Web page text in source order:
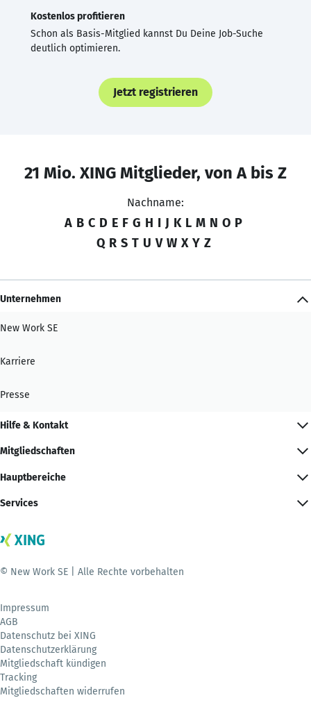
Kostenlos profitieren
Schon als Basis-Mitglied kannst Du Deine Job-Suche
deutlich optimieren.
Jetzt registrieren
21 Mio. XING Mitglieder, von A bis Z
Nachname:
A B C D E F G H I J K L M N O P
Q R S T U V W X Y Z
Unternehmen
New Work SE
Karriere
Presse
Hilfe & Kontakt
Mitgliedschaften
Hauptbereiche
Services
© New Work SE | Alle Rechte vorbehalten
Impressum
AGB
Datenschutz bei XING
Datenschutzerklärung
Mitgliedschaft kündigen
Tracking
Mitgliedschaften widerrufen